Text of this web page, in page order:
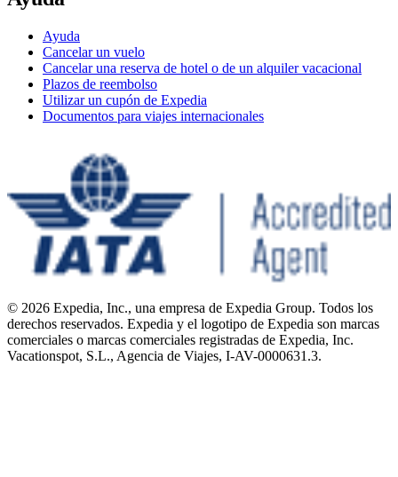
Ayuda
Cancelar un vuelo
Cancelar una reserva de hotel o de un alquiler vacacional
Plazos de reembolso
Utilizar un cupón de Expedia
Documentos para viajes internacionales
© 2026 Expedia, Inc., una empresa de Expedia Group. Todos los
derechos reservados. Expedia y el logotipo de Expedia son marcas
comerciales o marcas comerciales registradas de Expedia, Inc.
Vacationspot, S.L., Agencia de Viajes, I-AV-0000631.3.